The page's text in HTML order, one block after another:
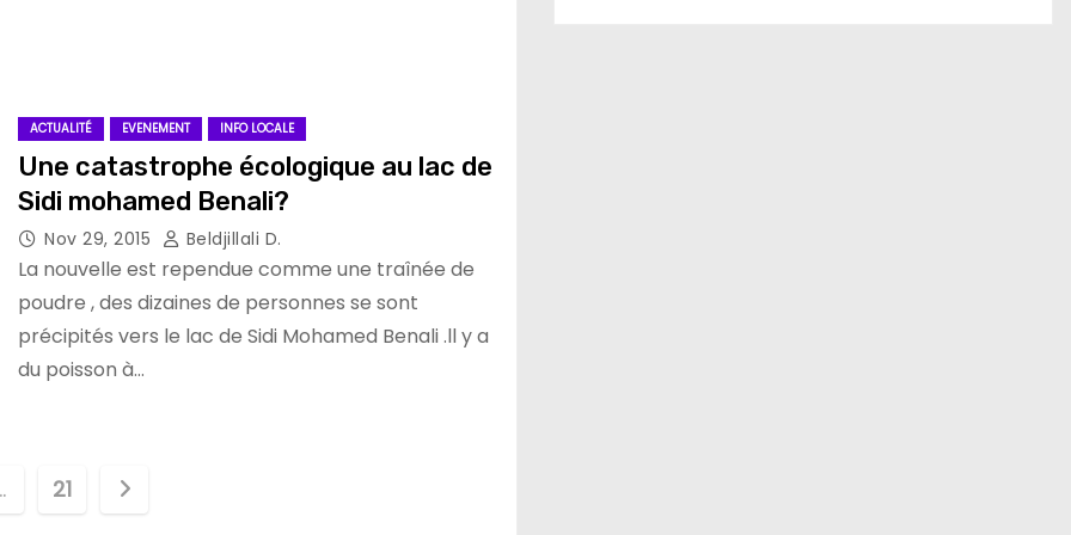
ACTUALITÉ EVENEMENT INFO LOCALE
Une catastrophe écologique au lac de
Sidi mohamed Benali?
Nov 29, 2015 Beldjillali D.
La nouvelle est rependue comme une traînée de
poudre , des dizaines de personnes se sont
précipités vers le lac de Sidi Mohamed Benali .ll y a
du poisson à…
21